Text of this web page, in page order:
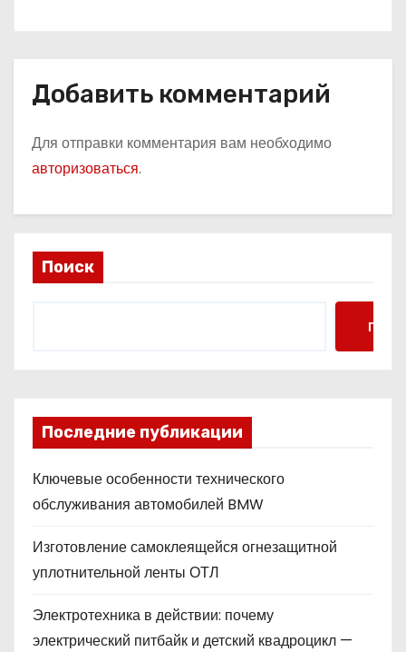
Добавить комментарий
Для отправки комментария вам необходимо
авторизоваться.
Поиск
Поиск
Последние публикации
Ключевые особенности технического
обслуживания автомобилей BMW
Изготовление самоклеящейся огнезащитной
уплотнительной ленты ОТЛ
Электротехника в действии: почему
электрический питбайк и детский квадроцикл —